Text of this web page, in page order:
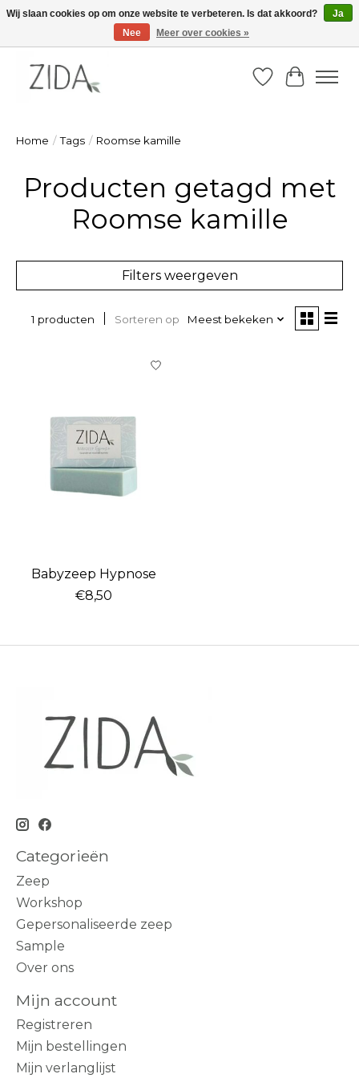
Zondag 22 maart 2026, OPEN ATELIER van 14u -16u
Verlanglijst
Home / Tags / Roomse kamille
Producten getagd met
Roomse kamille
Filters weergeven
1 producten Sorteren op Meest bekeken
Babyzeep Hypnose
€8,50
Categorieën
Zeep
Workshop
Gepersonaliseerde zeep
Sample
Over ons
Mijn account
Registreren
Mijn bestellingen
Mijn verlanglijst
Wij slaan cookies op om onze website te verbeteren. Is dat akkoord?
Ja
Nee
Meer over cookies »